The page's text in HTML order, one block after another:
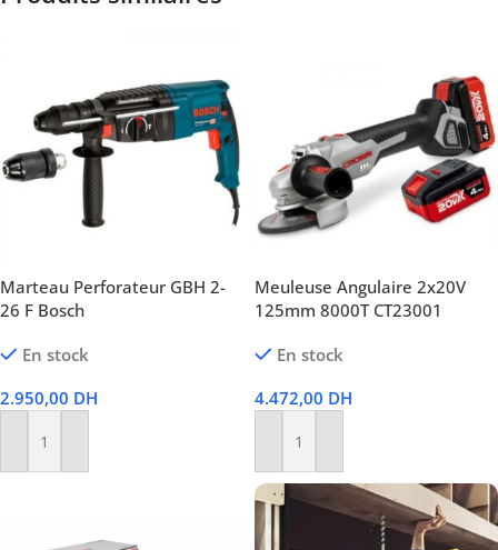
Marteau Perforateur GBH 2-
26 F Bosch
En stock
2.950,00 DH
Ajouter Au Panier
Meuleuse Angulaire 2x20V
125mm 8000T CT23001
En stock
4.472,00 DH
Ajouter Au Panier